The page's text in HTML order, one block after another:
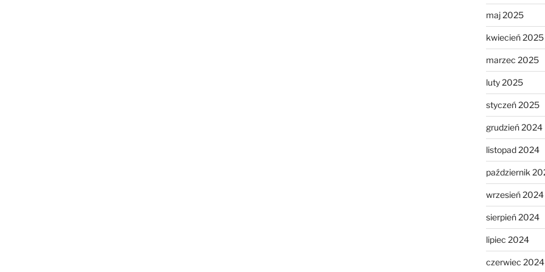
maj 2025
kwiecień 2025
marzec 2025
luty 2025
styczeń 2025
grudzień 2024
listopad 2024
październik
wrzesień 2024
sierpień 2024
lipiec 2024
czerwiec 2024